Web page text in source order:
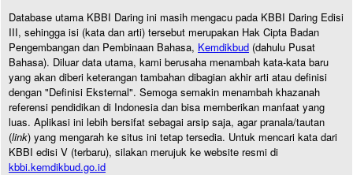
Database utama KBBI Daring ini masih mengacu pada KBBI Daring Edisi
III, sehingga isi (kata dan arti) tersebut merupakan Hak Cipta Badan
Pengembangan dan Pembinaan Bahasa, Kemdikbud (dahulu Pusat
Bahasa). Diluar data utama, kami berusaha menambah kata-kata baru
yang akan diberi keterangan tambahan dibagian akhir arti atau definisi
dengan "Definisi Eksternal". Semoga semakin menambah khazanah
referensi pendidikan di Indonesia dan bisa memberikan manfaat yang
luas. Aplikasi ini lebih bersifat sebagai arsip saja, agar pranala/tautan
(link) yang mengarah ke situs ini tetap tersedia. Untuk mencari kata dari
KBBI edisi V (terbaru), silakan merujuk ke website resmi di
kbbi.kemdikbud.go.id